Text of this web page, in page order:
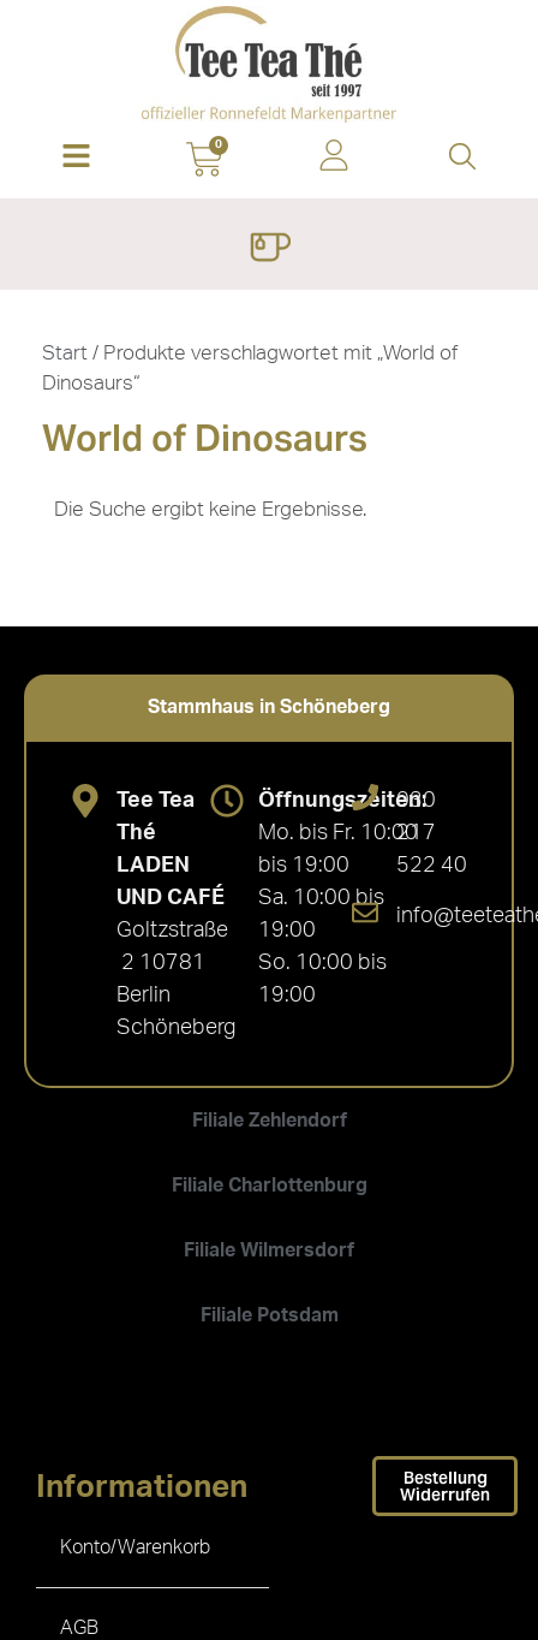
0
Start / Produkte verschlagwortet mit „World of
Dinosaurs“
World of Dinosaurs
Die Suche ergibt keine Ergebnisse.
Stammhaus in Schöneberg
Filiale Zehlendorf
Filiale Charlottenburg
Filiale Wilmersdorf
Filiale Potsdam
Tee Tea
Thé
LADEN
UND CAFÉ
Goltzstraße
2 10781
Berlin
Schöneberg
Öffnungszeiten:
Mo. bis Fr. 10:00
bis 19:00
Sa. 10:00 bis
19:00
So. 10:00 bis
19:00
030
217
522 40
Informationen
Konto/Warenkorb
AGB
Bestellung
Widerrufen